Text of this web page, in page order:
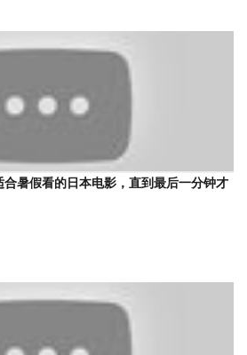
合暑假看的日本电影，直到最后一分钟才